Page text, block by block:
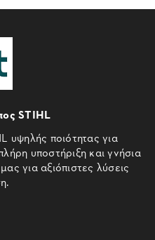
STIHL
υψηλής ποιότητας για
υποστήριξη και γνήσια
για αξιόπιστες λύσεις